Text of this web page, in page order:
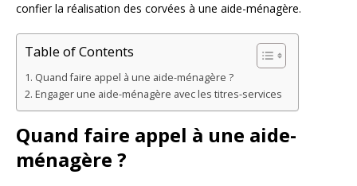
confier la réalisation des corvées à une aide-ménagère.
Table of Contents
Quand faire appel à une aide-ménagère ?
Engager une aide-ménagère avec les titres-services
Quand faire appel à une aide-
ménagère ?